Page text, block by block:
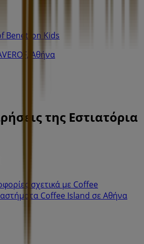
Benetton Kids
Αθήνα
της Εστιατόρια
σχετικά με Coffee
Coffee Island σε Αθήνα